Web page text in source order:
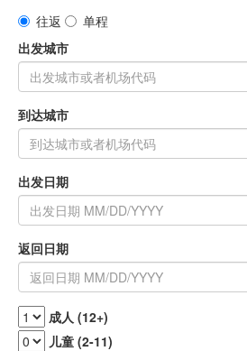
往返
单程
出发城市
到达城市
出发日期
返回日期
成人 (12+)
儿童 (2-11)